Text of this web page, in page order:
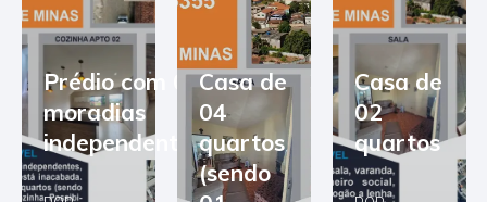
Prédio com 03
moradias
independentes
Casa de
04
quartos
(sendo
Casa de
02
quartos